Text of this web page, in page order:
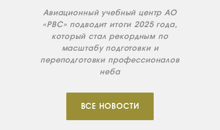
Авиационный учебный центр АО
«РВС» подводит итоги 2025 года,
который стал рекордным по
масштабу подготовки и
переподготовки профессионалов
неба
ВСЕ НОВОСТИ